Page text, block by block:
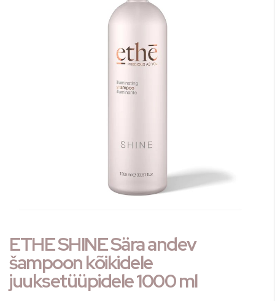
to
the
beginning
of
ETHE SHINE Sära andev
šampoon kõikidele
juuksetüüpidele 1000 ml